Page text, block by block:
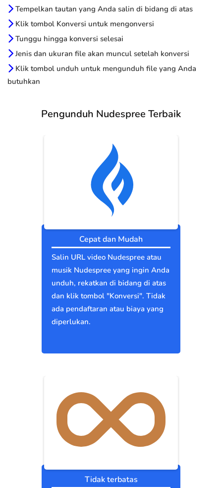
Tempelkan tautan yang Anda salin di bidang di atas
Klik tombol Konversi untuk mengonversi
Tunggu hingga konversi selesai
Jenis dan ukuran file akan muncul setelah konversi
Klik tombol unduh untuk mengunduh file yang Anda
butuhkan
Pengunduh Nudespree Terbaik
Cepat dan Mudah
Salin URL video Nudespree atau
musik Nudespree yang ingin Anda
unduh, rekatkan di bidang di atas
dan klik tombol "Konversi". Tidak
ada pendaftaran atau biaya yang
diperlukan.
Tidak terbatas